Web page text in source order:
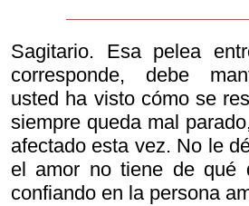
Sagitario. Esa pelea
corresponde, debe
usted ha visto cómo se
siempre queda mal
afectado esta vez. No le
el amor no tiene de qué
confiando en la persona